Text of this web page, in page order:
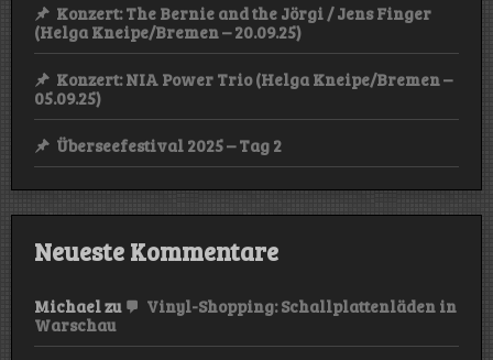
Konzert: The Bernie and the Jörgi / Jens Finger
(Helga Kneipe/Bremen – 20.09.25)
Konzert: NIA Power Trio (Helga Kneipe/Bremen –
05.09.25)
Überseefestival 2025 – Tag 2
Neueste Kommentare
Michaelzu
Vinyl-Shopping: Schallplattenläden in
Warschau